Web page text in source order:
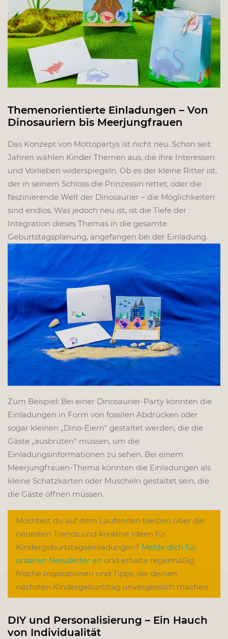
Themenorientierte Einladungen – Von
Dinosauriern bis Meerjungfrauen
Das Konzept von Mottopartys ist nicht neu. Schon seit
Jahren wählen Kinder Themen aus, die ihre Interessen
und Vorlieben widerspiegeln. Ob es der kleine Ritter ist,
der in seinem Schloss die Prinzessin rettet, oder die
faszinierende Welt der Dinosaurier – die Möglichkeiten
sind endlos. Was jedoch neu ist, ist die Tiefe der
Integration dieses Themas in die gesamte
Geburtstagsplanung, angefangen bei der Einladung.
Zum Beispiel: Bei einer Dinosaurier-Party könnten die
Einladungen in Form von fossilen Abdrücken oder
sogar kleinen „Dino-Eiern“ gestaltet werden, die die
Gäste „ausbrüten“ müssen, um die
Einladungsinformationen zu sehen. Bei einem
Meerjungfrauen-Thema könnten die Einladungen als
kleine Schatzkarten oder Muscheln gestaltet sein, die
die Gäste öffnen müssen.
Möchtest du auf dem Laufenden bleiben über die
neuesten Trends und kreative Ideen für
Kindergeburtstagseinladungen? Melde dich für
unseren Newsletter an und erhalte regelmäßig
frische Inspirationen und Tipps, die deinen
nächsten Kindergeburtstag unvergesslich machen.
DIY und Personalisierung – Ein Hauch
von Individualität